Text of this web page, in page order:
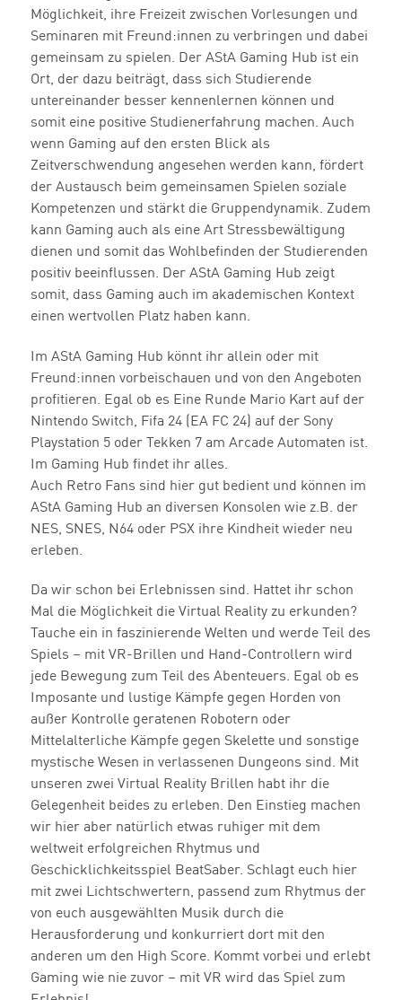
Möglichkeit, ihre Freizeit zwischen Vorlesungen und
Seminaren mit Freund:innen zu verbringen und dabei
gemeinsam zu spielen. Der AStA Gaming Hub ist ein
Ort, der dazu beiträgt, dass sich Studierende
untereinander besser kennenlernen können und
somit eine positive Studienerfahrung machen. Auch
wenn Gaming auf den ersten Blick als
Zeitverschwendung angesehen werden kann, fördert
der Austausch beim gemeinsamen Spielen soziale
Kompetenzen und stärkt die Gruppendynamik. Zudem
kann Gaming auch als eine Art Stressbewältigung
dienen und somit das Wohlbefinden der Studierenden
positiv beeinflussen. Der AStA Gaming Hub zeigt
somit, dass Gaming auch im akademischen Kontext
einen wertvollen Platz haben kann.
Im AStA Gaming Hub könnt ihr allein oder mit
Freund:innen vorbeischauen und von den Angeboten
profitieren. Egal ob es Eine Runde Mario Kart auf der
Nintendo Switch, Fifa 24 (EA FC 24) auf der Sony
Playstation 5 oder Tekken 7 am Arcade Automaten ist.
Im Gaming Hub findet ihr alles.
Auch Retro Fans sind hier gut bedient und können im
AStA Gaming Hub an diversen Konsolen wie z.B. der
NES, SNES, N64 oder PSX ihre Kindheit wieder neu
erleben.
Da wir schon bei Erlebnissen sind. Hattet ihr schon
Mal die Möglichkeit die Virtual Reality zu erkunden?
Tauche ein in faszinierende Welten und werde Teil des
Spiels – mit VR-Brillen und Hand-Controllern wird
jede Bewegung zum Teil des Abenteuers. Egal ob es
Imposante und lustige Kämpfe gegen Horden von
außer Kontrolle geratenen Robotern oder
Mittelalterliche Kämpfe gegen Skelette und sonstige
mystische Wesen in verlassenen Dungeons sind. Mit
unseren zwei Virtual Reality Brillen habt ihr die
Gelegenheit beides zu erleben. Den Einstieg machen
wir hier aber natürlich etwas ruhiger mit dem
weltweit erfolgreichen Rhytmus und
Geschicklichkeitsspiel BeatSaber. Schlagt euch hier
mit zwei Lichtschwertern, passend zum Rhytmus der
von euch ausgewählten Musik durch die
Herausforderung und konkurriert dort mit den
anderen um den High Score. Kommt vorbei und erlebt
Gaming wie nie zuvor – mit VR wird das Spiel zum